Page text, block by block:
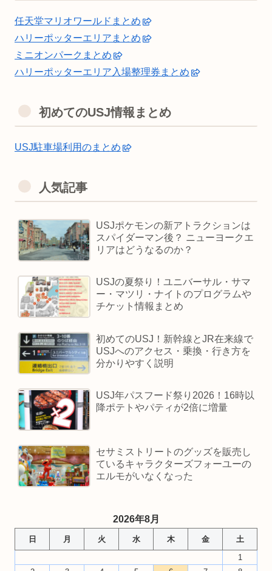
任天堂マリオワールドまとめ
ハリーポッターエリアまとめ
ミニオンパークまとめ
ハリーポッターエリア入場整理券まとめ
初めてのUSJ情報まとめ
USJ駐車場利用のまとめ
人気記事
USJポケモンの新アトラクションは
スパイダーマン後？ ニューヨークエ
リアはどうなるのか？
USJの夏祭り！ユニバーサル・サマ
ー・マツリ・ナイトのプログラムや
チケット情報まとめ
初めてのUSJ！新幹線とJR在来線で
USJへのアクセス・乗換・行き方を
分かりやすく説明
USJ年パスフード祭り2026！16時以
降ポテトやパティが2倍に増量
セサミストリートのグッズを販売し
ているキャラクターズフォーユーの
エルモがいなくなった
2026年8月
日 月 火 水 木 金
土
1